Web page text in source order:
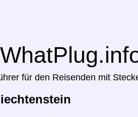
für den Reisenden mit